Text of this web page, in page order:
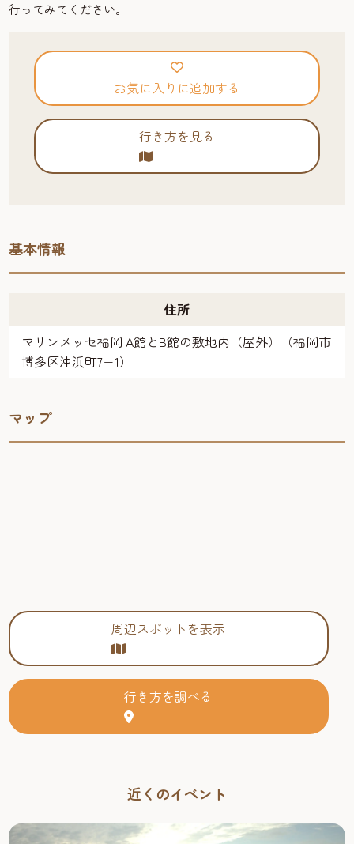
行ってみてください。
お気に入りに追加する
行き方を見る
基本情報
住所
マリンメッセ福岡 A館とB館の敷地内（屋外）（福岡市
博多区沖浜町7−1）
マップ
周辺スポットを表示
行き方を調べる
近くのイベント